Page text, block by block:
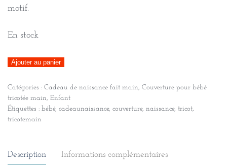
motif.
En stock
quantité
Couverture
géométrique
triangles,
Ajouter au panier
Catégories : Cadeau de naissance fait main, Couverture pour bébé
tricotée main, Enfant
Étiquettes : bébé, cadeaunaissance, couverture, naissance, tricot,
tricotemain
Description Informations complémentaires